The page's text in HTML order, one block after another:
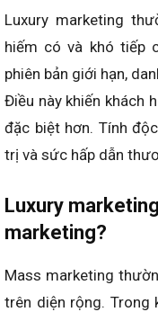
Luxury marketing
hiếm có và khó tiếp
phiên bản giới hạn,
Điều này khiến khách
đặc biệt hơn. Tính
trị và sức hấp dẫn
Luxury
marketing?
Mass marketing
trên diện rộng. Trong